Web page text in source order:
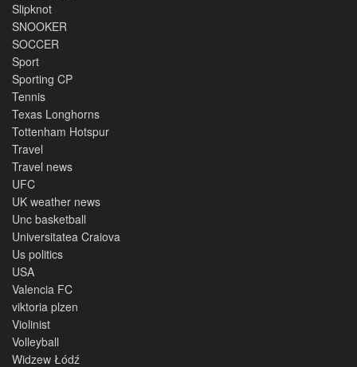
Slipknot
SNOOKER
SOCCER
Sport
Sporting CP
Tennis
Texas Longhorns
Tottenham Hotspur
Travel
Travel news
UFC
UK weather news
Unc basketball
Universitatea Craiova
Us politics
USA
Valencia FC
viktoria plzen
Violinist
Volleyball
Widzew Łódź